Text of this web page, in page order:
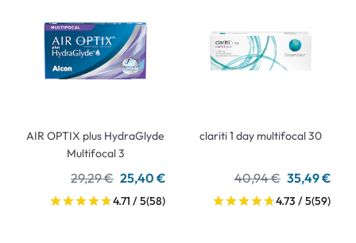
AIR OPTIX plus HydraGlyde
Multifocal 3
29,29 € 25,40 €
4.71 / 5(58)
clariti 1 day multifocal 30
40,94 € 35,49 €
4.73 / 5(59)